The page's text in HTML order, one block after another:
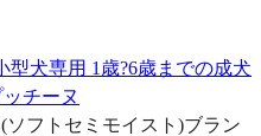
犬専用 1歳?6歳までの成犬
チーヌ
フトセミモイスト)ブラン